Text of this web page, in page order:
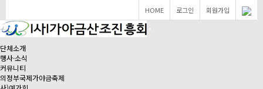
회원가입
로그인
HOME
단체소개
행사·소식
커뮤니티
의정부국제가야금축제